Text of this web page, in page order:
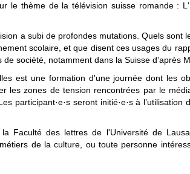
le thème de la télévision suisse romande :
a subi de profondes mutations. Quels sont
scolaire, et que disent ces usages du
société, notamment dans la Suisse d’après
est une formation d'une journée dont les
les zones de tension rencontrées par le
participant·e·s seront initié·e·s à l’utilisation
Faculté des lettres de l'Université de
de la culture, ou toute personne